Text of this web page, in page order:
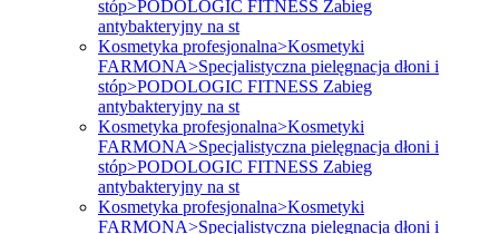
stóp>PODOLOGIC FITNESS Zabieg
antybakteryjny na st
Kosmetyka profesjonalna>Kosmetyki
FARMONA>Specjalistyczna pielęgnacja dłoni i
stóp>PODOLOGIC FITNESS Zabieg
antybakteryjny na st
Kosmetyka profesjonalna>Kosmetyki
FARMONA>Specjalistyczna pielęgnacja dłoni i
stóp>PODOLOGIC FITNESS Zabieg
antybakteryjny na st
Kosmetyka profesjonalna>Kosmetyki
FARMONA>Specjalistyczna pielęgnacja dłoni i